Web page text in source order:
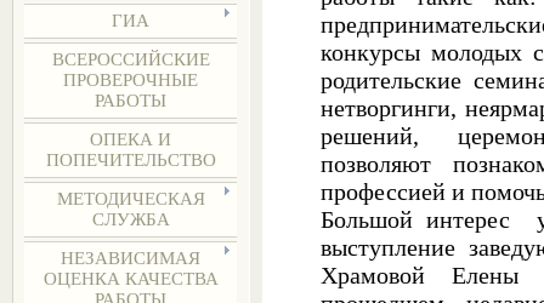
ГИА
ВСЕРОССИЙСКИЕ
ПРОВЕРОЧНЫЕ
РАБОТЫ
ОПЕКА И
ПОПЕЧИТЕЛЬСТВО
МЕТОДИЧЕСКАЯ
СЛУЖБА
НЕЗАВИСИМАЯ
ОЦЕНКА КАЧЕСТВА
конкурсы молодых
родительские
нетворгинги,
решений,
позволяют
профессией и
Большой интерес
выступление
Храмовой Елены